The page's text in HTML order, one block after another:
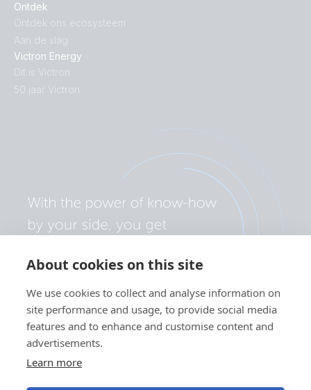
About cookies on this site
We use cookies to collect and analyse information on
site performance and usage, to provide social media
features and to enhance and customise content and
advertisements.
Learn more
Ontdek
Ontdek ons ecosysteem
Aan de slag
Victron Energy
Dit is Victron
50 jaar Victron